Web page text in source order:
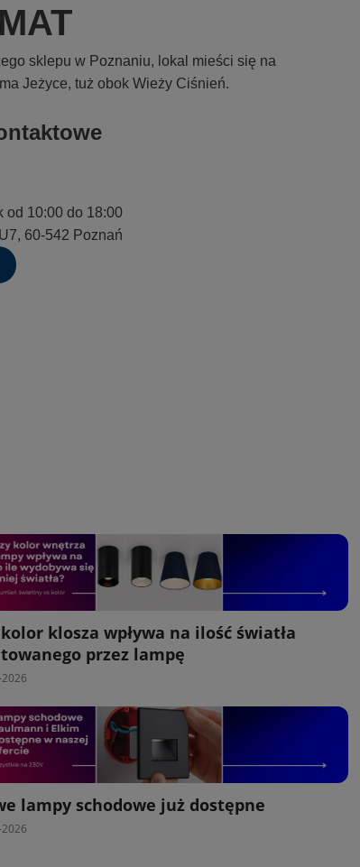
sklepu w Poznaniu, lokal mieści się na
Jeżyce, tuż obok Wieży Ciśnień.
od 10:00 do 18:00
60-542 Poznań
kolor klosza wpływa na ilość światła
przez lampę
lampy schodowe już dostępne